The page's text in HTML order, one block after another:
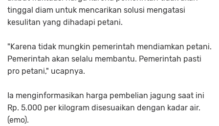
tinggal diam untuk mencarikan solusi mengatasi
kesulitan yang dihadapi petani.
"Karena tidak mungkin pemerintah mendiamkan petani.
Pemerintah akan selalu membantu. Pemerintah pasti
pro petani," ucapnya.
Ia menginformasikan harga pembelian jagung saat ini
Rp. 5.000 per kilogram disesuaikan dengan kadar air.
(emo).